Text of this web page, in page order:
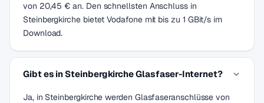
von 20,45 € an. Den schnellsten Anschluss in
Steinbergkirche bietet Vodafone mit bis zu 1 GBit/s im
Download.
Gibt es in Steinbergkirche Glasfaser-Internet?
Ja, in Steinbergkirche werden Glasfaseranschlüsse von